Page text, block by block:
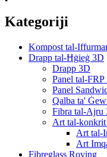
Kategoriji
Kompost tal-
Drapp tal-Ħġieġ 3D
Drapp 3D
Panel tal-FRP
Panel
Qalba ta'
Fibra tal-Ajru
Art tal-
Art tal-
Art
Fibreglass Roving